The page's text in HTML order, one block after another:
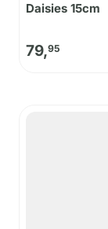
Daisies 15cm
79,95